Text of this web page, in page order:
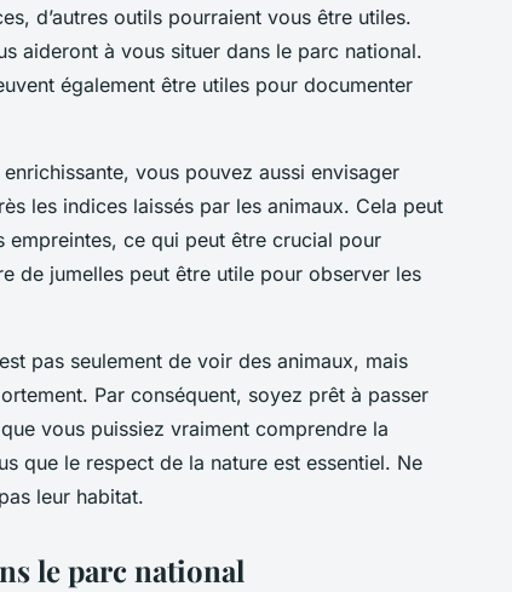
d’autres outils pourraient vous être utiles.
aideront à vous situer dans le parc national.
également être utiles pour documenter
enrichissante, vous pouvez aussi envisager
les indices laissés par les animaux. Cela peut
ce qui peut être crucial pour
de jumelles peut être utile pour observer les
pas seulement de voir des animaux, mais
Par conséquent, soyez prêt à passer
vous puissiez vraiment comprendre la
que le respect de la nature est essentiel. Ne
leur habitat.
le parc national